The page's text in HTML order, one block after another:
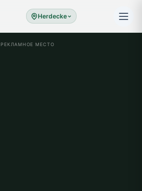
Herdecke
РЕКЛАМНОЕ МЕСТО